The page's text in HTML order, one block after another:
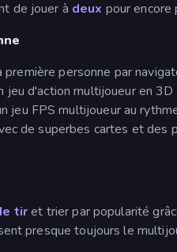
de jouer à deux pour encore
personne par
jeu d'action multijoueur en
jeu FPS multijoueur au
de superbes cartes et
tiret trier par popularité
presque toujours le